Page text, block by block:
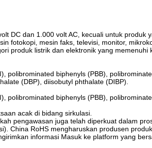
DC dan 1.000 volt AC, kecuali untuk produk
fotokopi, mesin faks, televisi, monitor,
produk listrik dan elektronik yang memenuhi
polibrominated biphenyls (PBB),
(DBP), diisobutyl phthalate (DIBP).
biphenyls (PBB),
acak di bidang sirkulasi.
pengawasan juga telah diperkuat dalam
China RoHS mengharuskan produsen
informasi Masuk ke platform yang